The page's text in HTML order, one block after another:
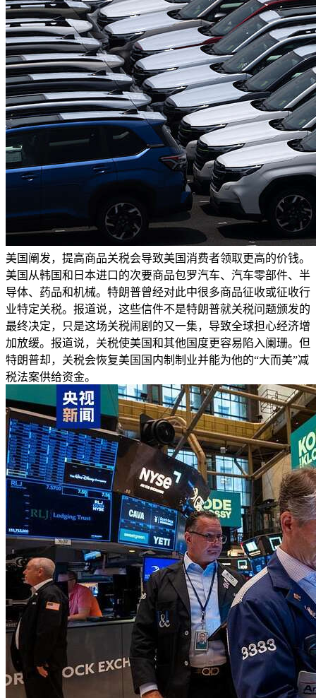
美国阐发，提高商品关税会导致美国消费者领取更高的价钱。
美国从韩国和日本进口的次要商品包罗汽车、汽车零部件、半
导体、药品和机械。特朗普曾经对此中很多商品征收或征收行
业特定关税。报道说，这些信件不是特朗普就关税问题颁发的
最终决定，只是这场关税闹剧的又一集，导致全球担心经济增
加放缓。报道说，关税使美国和其他国度更容易陷入阑珊。但
特朗普却，关税会恢复美国国内制制业并能为他的“大而美”减
税法案供给资金。